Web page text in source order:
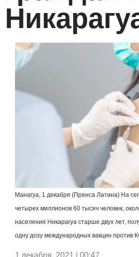
Манагуа, 1 декабря (Пренса Латина) На
четырех миллионов 60 тысяч человек,
населения Никарагуа старше двух лет,
одну дозу международных вакцин против
1 декабря, 2021 | 00:47